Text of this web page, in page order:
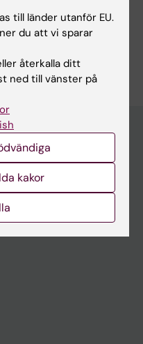
till länder utanför EU.
du att vi sparar
återkalla ditt
ned till vänster på
kakor